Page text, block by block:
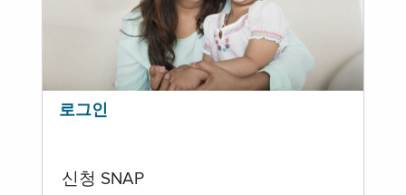
로그인
신청 SNAP